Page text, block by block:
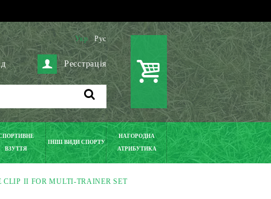
Укр Рус
Реєстрація
ВЗУТТЯ
ІНШІ ВИДИ СПОРТУ
НАГОРОДНА
АТРИБУТИКА
CLIP II FOR MULTI-TRAINER SET